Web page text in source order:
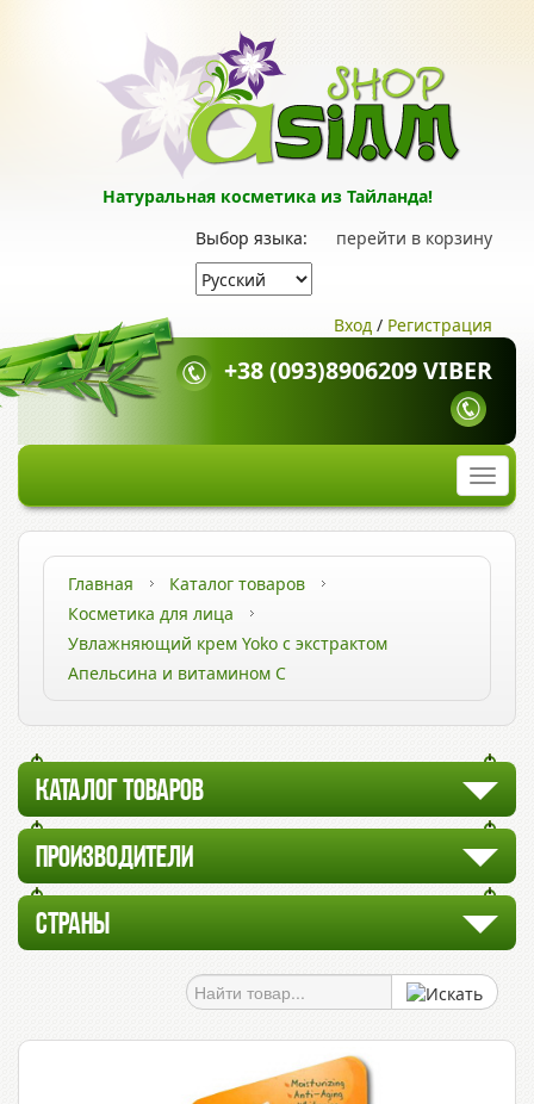
Натуральная косметика из Тайланда!
перейти в корзину
Выбор языка:
Вход / Регистрация
+38 (093)8906209 VIBER
Главная
Каталог товаров
Косметика для лица
Увлажняющий крем Yoko с экстрактом
Апельсина и витамином С
КАТАЛОГ ТОВАРОВ
ПРОИЗВОДИТЕЛИ
СТРАНЫ